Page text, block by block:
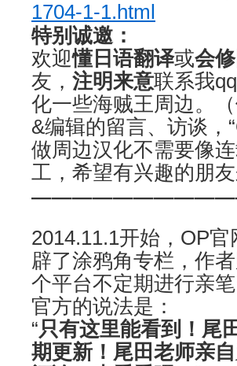
1704-1-1.html
特别诚邀：
欢迎懂日语翻译或会
友， 注明来意联系我
化一些海贼王周边。
&编辑的留言、访谈，
做周边汉化不需要像
工，希望有兴趣的朋友
2014.11.1开始，OP
辟了涂鸦角专栏，作
个平台不定期进行亲笔
官方的说法是：
“只有这里能看到！尾
期更新！尾田老师亲